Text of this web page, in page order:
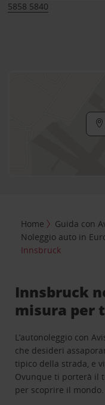
5858 5840
Home Guida con
Noleggio auto in
Innsbruck
Innsbruck
misura per
L’autonoleggio con
che desideri
tipico della strada, e
Ovunque ti porterà il
per scoprire il mondo.